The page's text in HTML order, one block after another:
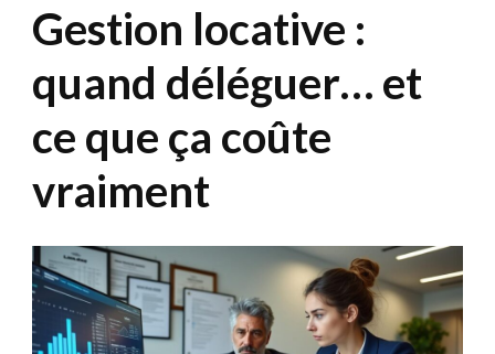
Gestion locative :
quand déléguer… et
ce que ça coûte
vraiment